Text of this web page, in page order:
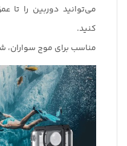
کنید.
مناسب برای موج سواران،